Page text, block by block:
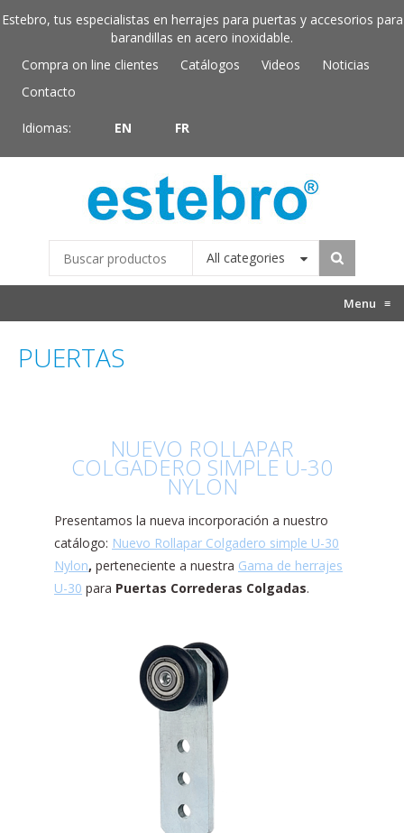
Estebro, tus especialistas en herrajes para puertas y accesorios para
barandillas en acero inoxidable.
Compra on line clientes
Catálogos Videos
Noticias
Contacto
Idiomas: EN FR
All categories
Menu ≡
PUERTAS
NUEVO ROLLAPAR
COLGADERO SIMPLE U-30
NYLON
Presentamos la nueva incorporación a nuestro
catálogo: Nuevo Rollapar Colgadero simple U-30
Nylon, perteneciente a nuestra Gama de herrajes
U-30 para Puertas Correderas Colgadas.